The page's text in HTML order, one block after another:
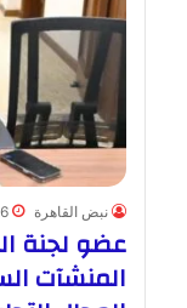
نبض القاهرة 26
عضو لجنة
المنشآت